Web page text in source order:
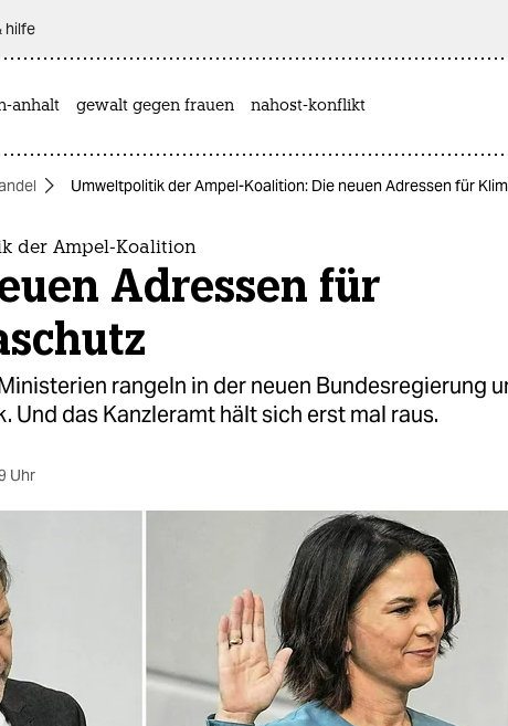
hilfe
anhalt gewalt gegen frauen nahost-konflikt
Umweltpolitik der Ampel-Koalition: Die neuen Adressen für
der Ampel-Koalition
Adressen für
rangeln in der neuen Bundesregierung
Und das Kanzleramt hält sich erst mal raus.
Uhr